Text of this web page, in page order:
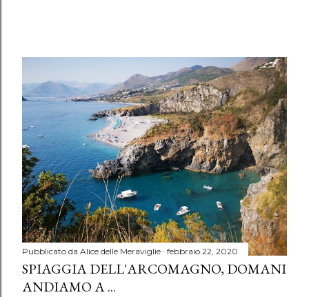
Pubblicato da Alice delle Meraviglie febbraio 22, 2020
SPIAGGIA DELL'ARCOMAGNO, DOMANI
ANDIAMO A ...